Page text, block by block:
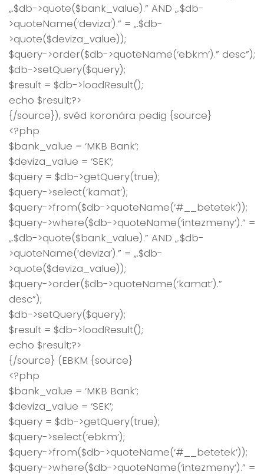
„.$db->quote($bank_value).” AND „.$db-
>quoteName(‘deviza’).” = „.$db-
>quote($deviza_value));
$query->order($db->quoteName(‘ebkm’).” desc”);
$db->setQuery($query);
$result = $db->loadResult();
echo $result;?>
{/source}), svéd koronára pedig {source}
<?php
$bank_value = ‘MKB Bank’;
$deviza_value = ‘SEK’;
$query = $db->getQuery(true);
$query->select(‘kamat’);
$query->from($db->quoteName(‘#__betetek’));
$query->where($db->quoteName(‘intezmeny’).” =
„.$db->quote($bank_value).” AND „.$db-
>quoteName(‘deviza’).” = „.$db-
>quote($deviza_value));
$query->order($db->quoteName(‘kamat’).”
desc”);
$db->setQuery($query);
$result = $db->loadResult();
echo $result;?>
{/source} (EBKM {source}
<?php
$bank_value = ‘MKB Bank’;
$deviza_value = ‘SEK’;
$query = $db->getQuery(true);
$query->select(‘ebkm’);
$query->from($db->quoteName(‘#__betetek’));
$query->where($db->quoteName(‘intezmeny’).” =